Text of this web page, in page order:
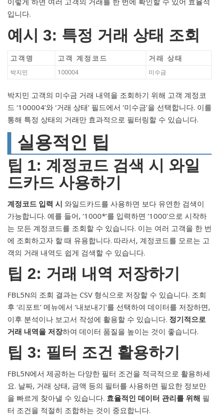
입니다.
예시 3: 특정 거래 상태 조회
고객명 고객 계정코드 거래 상태
박지민 100004 미수금
박지민 고객의 미수금 거래 내역을 조회하기 위해 고객 계정코
드 ‘100004’와 ‘거래 상태’ 필드에서 ‘미수금’을 선택합니다. 이를
통해 특정 상태의 거래만 효과적으로 필터링할 수 있습니다.
실용적인 팁
팁 1: 계정코드 검색 시 와일
드카드 사용하기
계정코드 입력 시 와일드카드를 사용하면 보다 유연한 검색이
가능합니다. 예를 들어, ‘1000*’를 입력하면 ‘1000’으로 시작하
는 모든 계정코드를 조회할 수 있습니다. 이는 여러 고객을 한 번
에 조회하고자 할 때 유용합니다. 따라서, 계정코드를 모르는 고
객의 거래 내역도 쉽게 검색할 수 있습니다.
팁 2: 거래 내역 저장하기
FBL5N의 조회 결과는 CSV 형식으로 저장할 수 있습니다. 조회
후 ‘리포트’ 메뉴에서 ‘내보내기’를 선택하여 데이터를 저장하면,
이후 분석이나 보고서 작성에 활용할 수 있습니다. 정기적으로
거래 내역을 저장하여 데이터 품질을 높이는 것이 좋습니다.
팁 3: 필터 조건 활용하기
FBL5N에서 제공하는 다양한 필터 조건을 적극적으로 활용하세
요. 날짜, 거래 상태, 금액 등의 필터를 사용하면 필요한 정보만
을 빠르게 찾아낼 수 있습니다. 효율적인 데이터 관리를 위해 필
터 조건을 적절히 조합하는 것이 중요합니다.